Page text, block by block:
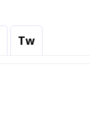
Tw